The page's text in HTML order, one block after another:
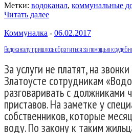
Метки: водоканал, коммунальные
Читать далее
Коммуналка - 06.02.2017
Водоканалу пришлось обратиться за помощью к
За услуги не платят, на
Златоусте сотрудникам
разговаривать с должниками
приставов. На заметке у
собственников, которые
воду. По закону к таким